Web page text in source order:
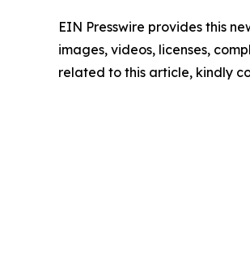
EIN Presswire provides this
images, videos, licenses,
related to this article, kindly